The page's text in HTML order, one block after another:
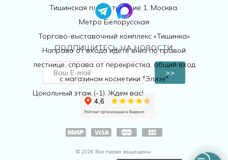
© 2026 Все права защищены.
>>
ПОДПИШИТЕСЬ НА НОВОСТИ
Тишинская пл., 1 строение 1, Москва.
Метро Белорусская
Торгово-выставочный комплекс «Тишинка»
Направо от входа идете вниз по правой
лестнице, справа от перекрестка, общий вход
с магазином косметики "Элизе"
Цокольный этаж (-1). Ждем вас!